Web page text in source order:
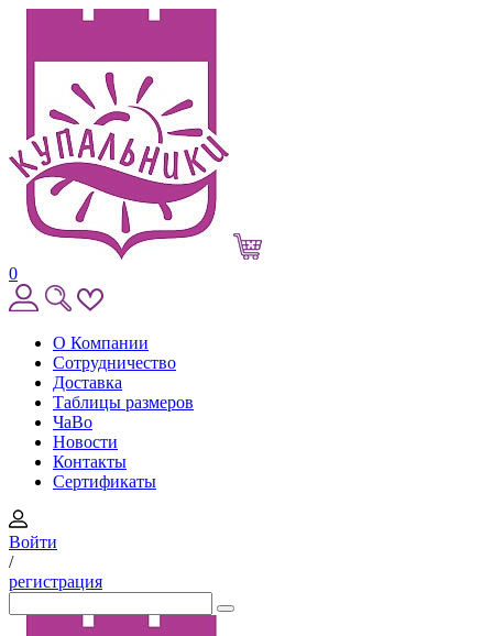
0
О Компании
Сотрудничество
Доставка
Таблицы размеров
ЧаВо
Новости
Контакты
Сертификаты
Войти
/
регистрация